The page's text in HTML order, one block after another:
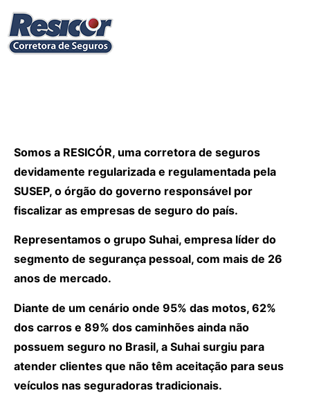
Somos a RESICÓR, uma corretora de seguros
devidamente regularizada e regulamentada pela
SUSEP, o órgão do governo responsável por
fiscalizar as empresas de seguro do país.
Representamos o grupo Suhai, empresa líder do
segmento de segurança pessoal, com mais de 26
anos de mercado.
Diante de um cenário onde 95% das motos, 62%
dos carros e 89% dos caminhões ainda não
possuem seguro no Brasil, a Suhai surgiu para
atender clientes que não têm aceitação para seus
veículos nas seguradoras tradicionais.